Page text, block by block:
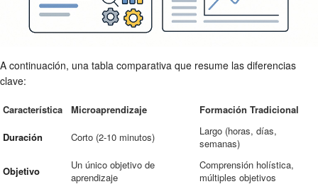
A continuación, una tabla comparativa que resume las diferencias
clave:
Característica Microaprendizaje Formación Tradicional
Duración Corto (2-10 minutos)
Largo (horas, días,
semanas)
Objetivo
Un único objetivo de
aprendizaje
Comprensión holística,
múltiples objetivos